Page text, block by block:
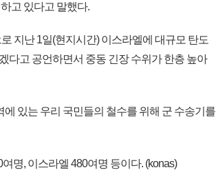
고 있다고 말했다.
지난 1일(현지시간) 이스라엘에 대규모 탄도
다고 공언하면서 중동 긴장 수위가 한층 높아
있는 우리 국민들의 철수를 위해 군 수송기를
명, 이스라엘 480여명 등이다. (konas)